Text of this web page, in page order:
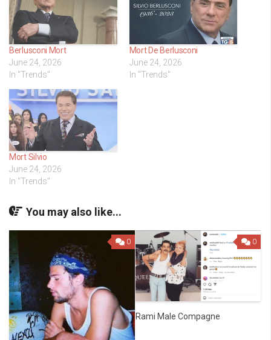
Berlusconi Mort
June 24, 2026
In "Trends"
Mort De Berlusconi
June 24, 2026
In "Trends"
Mort Silvio
June 24, 2026
In "Trends"
You may also like...
0 0
Rami Male Compagne